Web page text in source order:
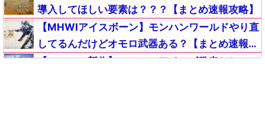
略】
導入してほしい要素は？？？【まとめ速報攻略】
【MHWIアイスボーン】モンハンワールドやり直
してるんだけどオモロ武器ある？【まとめ速報攻
略】
【モンハン新作】モンハンワイルズ発表とセール